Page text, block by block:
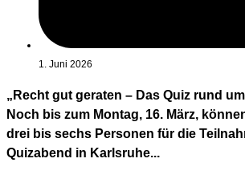
1. Juni 2026
„Recht gut geraten – Das Quiz rund
Noch bis zum Montag, 16. März,
drei bis sechs Personen für die
Quizabend in Karlsruhe...